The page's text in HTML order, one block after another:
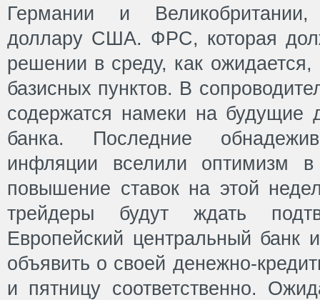
Германии и
доллару США. ФРС, которая
решении в среду, как ожидается,
базисных пунктов. В
содержатся намеки на будущие
банка. Последние
инфляции вселили оптимизм
повышение ставок на этой
трейдеры будут ждать
Европейский центральный
объявить о своей денежно-
и пятницу соответственно.